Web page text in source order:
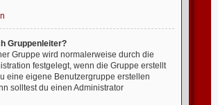
Gruppenleiter?
Gruppe wird normalerweise durch die
festgelegt, wenn die Gruppe erstellt
eine eigene Benutzergruppe erstellen
solltest du einen Administrator